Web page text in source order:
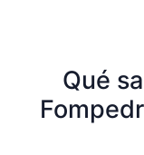
Qué